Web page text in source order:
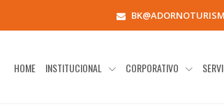
HOME INSTITUCIONAL CORPORATIVO